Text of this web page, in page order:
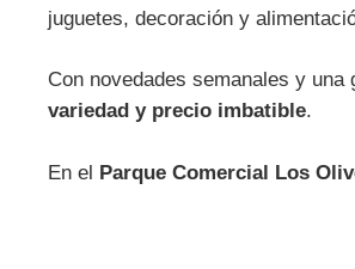
juguetes, decoración y
Con novedades semanales y
variedad y precio imbatible.
En el Parque Comercial Los